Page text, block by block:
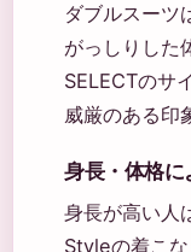
ダブルスーツ
がっしりした
SELECTのサ
威厳のある印
身長・体格に
身長が高い人
Styleの着こな